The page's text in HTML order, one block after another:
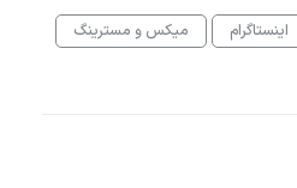
اینستاگرام میکس و مسترینگ